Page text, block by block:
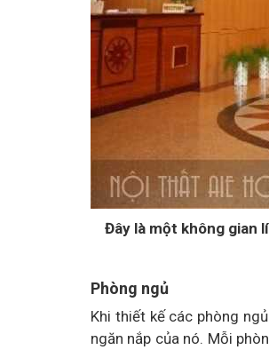
Đây là một không gian
Phòng ngủ
Khi thiết kế các phòng
ngăn nắp của nó. Mỗi